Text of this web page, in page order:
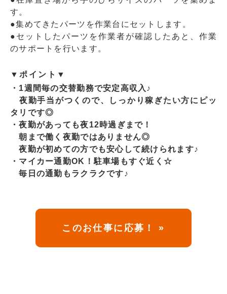
す。
●集めてきたパーツを作業台にセットします。
●セットしたパーツを作業者が確認したあと、作業
のサポートを行います。
▼ポイント▼
・1週間毎の交替勤務で安定高収入♪
夜勤手当がつくので、しっかり稼ぎたい方にピッ
タリです◎
・夜勤があっても夜12時過ぎまで！
朝まで働く夜勤ではありません◎
夜勤が初めての方でも安心して続けられます♪
・マイカー通勤OK！駐車場もすぐ近く☆
毎日の通勤もラクラクです♪
このお仕事に応募！ »